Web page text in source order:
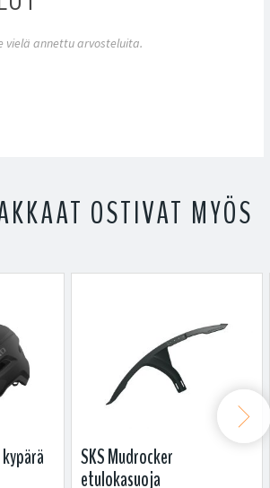
vielä annettu arvosteluita.
OSTIVAT MYÖS
SKS Mudrocker
etulokasuoja
